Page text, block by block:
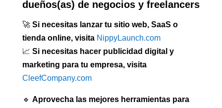
dueños(as) de negocios y freelancers
🚀 Si necesitas lanzar tu sitio web, SaaS o
tienda online, visita NippyLaunch.com
📈 Si necesitas hacer publicidad digital y
marketing para tu empresa, visita
CleefCompany.com
🔹 Aprovecha las mejores herramientas para